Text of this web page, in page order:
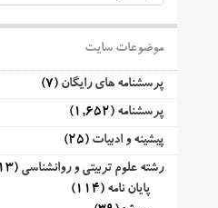
موضوعات سایت
پرسشنامه های رایگان (7)
پرسشنامه (1,652)
پیشینه و ادبیات (25)
رشته علوم تربیتی و روانشناسی (213)
پایان نامه (114)